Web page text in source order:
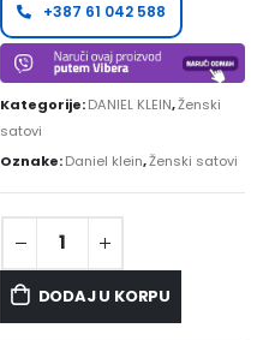
+387 61 042 588
Kategorije:DANIEL KLEIN,Ženski
satovi
Oznake:Daniel klein,Ženski satovi
DODAJ U KORPU